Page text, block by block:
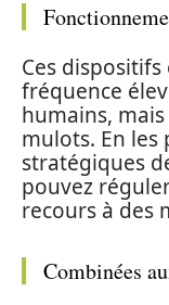
Ces
fréquence
humains,
mulots. En les
stratégiques
pouvez
recours à des
Combinées